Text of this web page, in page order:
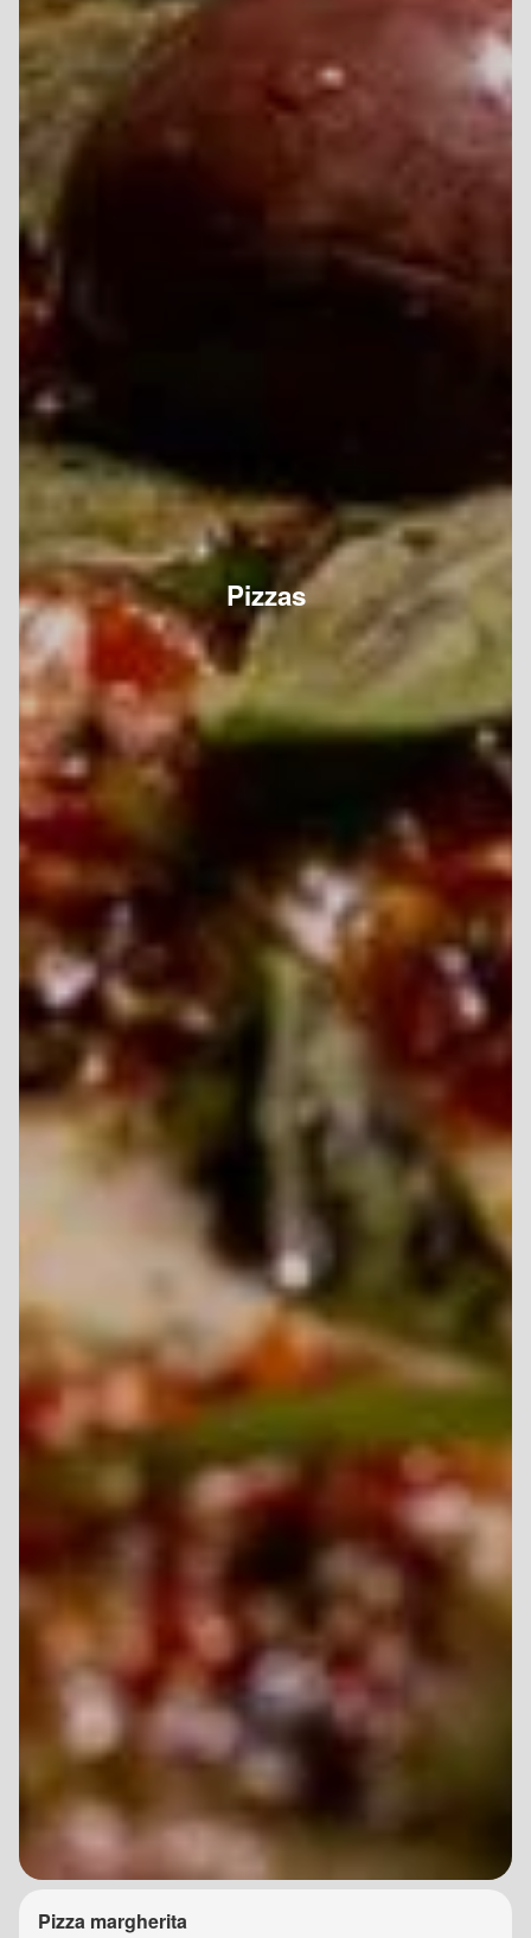
Pizzas
Pizza margherita